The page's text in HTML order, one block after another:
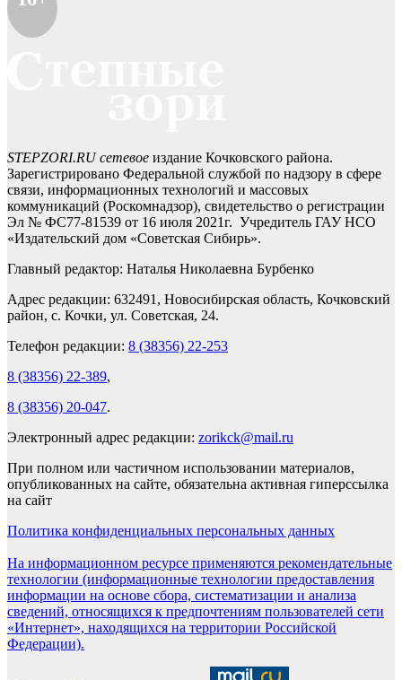
STEPZORI.RU сетевое издание Кочковского района.
Зарегистрировано Федеральной службой по надзору в сфере
связи, информационных технологий и массовых
коммуникаций (Роскомнадзор), свидетельство о регистрации
Эл № ФС77-81539 от 16 июля 2021г. Учредитель ГАУ НСО
«Издательский дом «Советская Сибирь».
Главный редактор: Наталья Николаевна Бурбенко
Адрес редакции: 632491, Новосибирская область, Кочковский
район, с. Кочки, ул. Советская, 24.
Телефон редакции: 8 (38356) 22-253
8 (38356) 22-389,
8 (38356) 20-047.
Электронный адрес редакции: zorikck@mail.ru
При полном или частичном использовании материалов,
опубликованных на сайте, обязательна активная гиперссылка
на сайт
Политика конфиденциальных персональных данных
На информационном ресурсе применяются рекомендательные
технологии (информационные технологии предоставления
информации на основе сбора, систематизации и анализа
сведений, относящихся к предпочтениям пользователей сети
«Интернет», находящихся на территории Российской
Федерации).